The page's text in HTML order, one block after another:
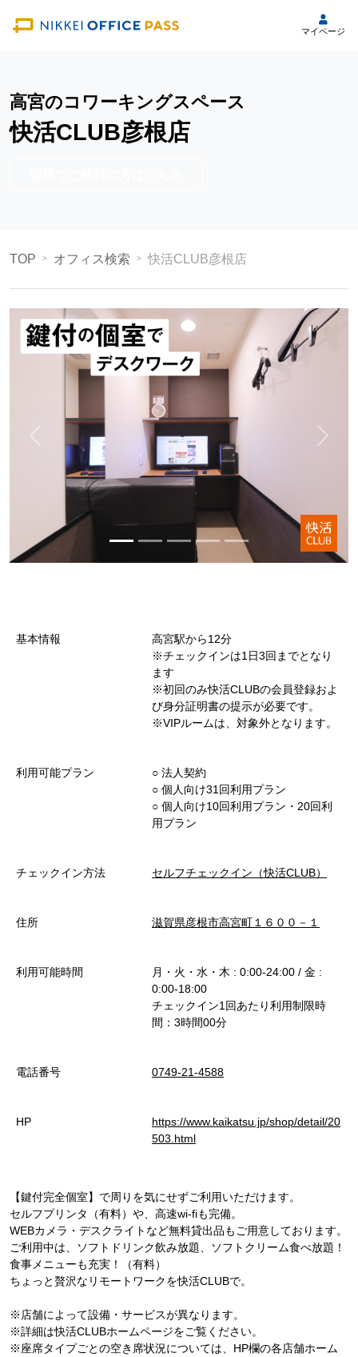
マイページ
高宮のコワーキングスペース
快活CLUB彦根店
TOP オフィス検索 快活CLUB彦根店
基本情報
高宮駅から12分
※チェックインは1日3回までとなり
ます
※初回のみ快活CLUBの会員登録およ
び身分証明書の提示が必要です。
※VIPルームは、対象外となります。
利用可能プラン
○︎ 法人契約
○︎ 個人向け31回利用プラン
○︎ 個人向け10回利用プラン・20回利
用プラン
チェックイン方法 セルフチェックイン（快活CLUB）
住所 滋賀県彦根市高宮町１６００－１
利用可能時間
月・火・水・木 : 0:00-24:00 / 金 :
0:00-18:00
チェックイン1回あたり利用制限時
間：3時間00分
電話番号 0749-21-4588
HP
https://www.kaikatsu.jp/shop/detail/20
503.html
【鍵付完全個室】で周りを気にせずご利用いただけます。
セルフプリンタ（有料）や、高速wi-fiも完備。
WEBカメラ・デスクライトなど無料貸出品もご用意しております。
ご利用中は、ソフトドリンク飲み放題、ソフトクリーム食べ放題！
食事メニューも充実！（有料）
ちょっと贅沢なリモートワークを快活CLUBで。
※店舗によって設備・サービスが異なります。
※詳細は快活CLUBホームページをご覧ください。
※座席タイプごとの空き席状況については、HP欄の各店舗ホーム